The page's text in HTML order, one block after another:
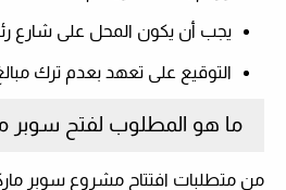
يجب أن يكون المحل على شارع
التوقيع على تعهد بعدم ترك
ما هو المطلوب لفتح سوبر
من متطلبات افتتاح مشروع سوبر